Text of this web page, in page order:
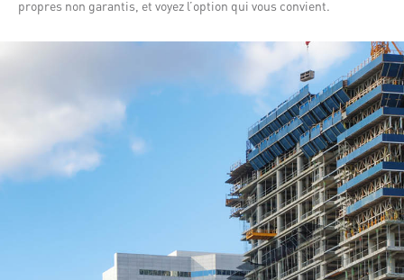
propres non garantis, et voyez l’option qui vous convient.